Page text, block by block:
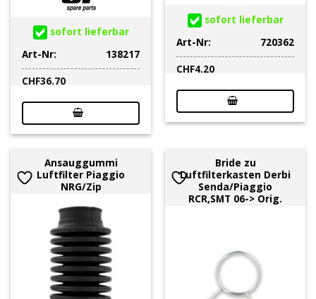
sofort lieferbar
Art-Nr:
138217
CHF36.70
sofort lieferbar
Art-Nr:
720362
CHF4.20
Ansauggummi
Luftfilter Piaggio
NRG/Zip
Bride zu
Luftfilterkasten Derbi
Senda/Piaggio
RCR,SMT 06-> Orig.